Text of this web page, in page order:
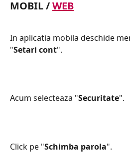
MOBIL / WEB
In aplicatia mobila deschide
"Setari cont".
Acum selecteaza "Securitate".
Click pe "Schimba parola".